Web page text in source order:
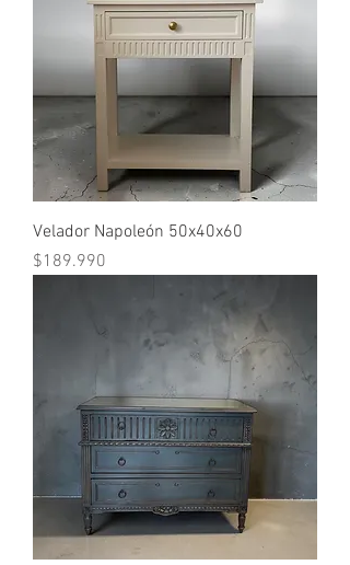
Velador Napoleón 50x40x60
Precio
$189.990